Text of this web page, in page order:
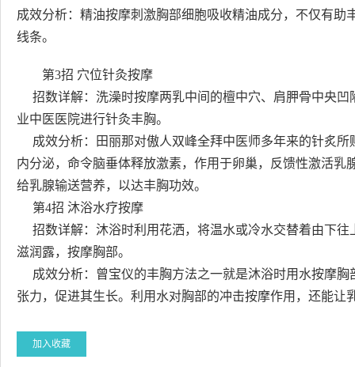
成效分析：精油按摩刺激胸部细胞吸收精油成分，不仅有
线条。
第3招 穴位针灸按摩
招数详解：洗澡时按摩两乳中间的檀中穴、肩胛骨中央凹
业中医医院进行针灸丰胸。
成效分析：田丽那对傲人双峰全拜中医师多年来的针炙所
内分泌，命令脑垂体释放激素，作用于卵巢，反馈性激活
给乳腺输送营养，以达丰胸功效。
第4招 沐浴水疗按摩
招数详解：沐浴时利用花洒，将温水或冷水交替着由下往
滋润露，按摩胸部。
成效分析：曾宝仪的丰胸方法之一就是沐浴时用水按摩胸
张力，促进其生长。利用水对胸部的冲击按摩作用，还能让
加入收藏